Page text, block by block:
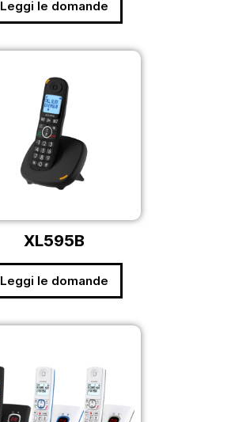
Leggi le domande
XL595B
Leggi le domande